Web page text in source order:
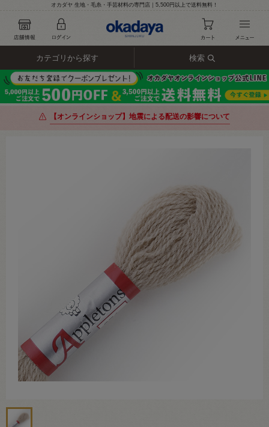
オカダヤ 生地・毛糸・手芸材料の専門店｜5,500円以上で送料無料！
カテゴリから探す 検索
【オンラインショップ】地震による配送の影響について